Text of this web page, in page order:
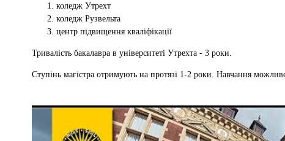
коледж Утрехт
коледж Рузвельта
центр підвищення кваліфікації
Тривалість бакалавра в університеті Утрехта - 3 роки.
Ступінь магістра отримують на протязі 1-2 роки. Навчання